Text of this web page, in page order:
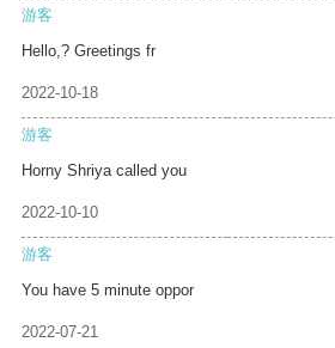
游客
Hello,? Greetings fr
2022-10-18
游客
Horny Shriya called you
2022-10-10
游客
You have 5 minute oppor
2022-07-21